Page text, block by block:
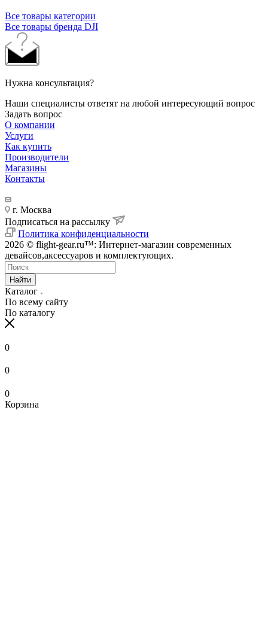
Все товары категории
Все товары бренда DJI
Нужна консультация?
Наши специалисты ответят на любой интересующий вопрос
Задать вопрос
О компании
Услуги
Как купить
Производители
Магазины
Контакты
г. Москва
Подписаться на рассылку
Политика конфиденциальности
2026 © flight-gear.ru™: Интернет-магазин современных
девайсов,аксессуаров и комплектующих.
Найти
Каталог
По всему сайту
По каталогу
0
0
0
Корзина